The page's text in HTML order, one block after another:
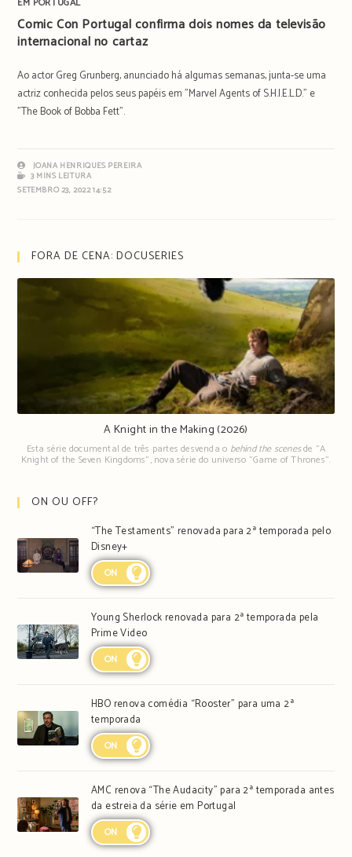
Comic Con Portugal confirma dois nomes da televisão
internacional no cartaz
Ao actor Greg Grunberg, anunciado há algumas semanas, junta-se uma
actriz conhecida pelos seus papéis em "Marvel Agents of S.H.I.E.L.D." e
"The Book of Bobba Fett".
JOANA HENRIQUES PEREIRA
3 MINS LEITURA
SETEMBRO 23, 2022 14:52
FORA DE CENA: DOCUSERIES
A Knight in the Making (2026)
Esta série documental de três partes desvenda o behind the scenesde "A
Knight of the Seven Kingdoms", nova série do universo "Game of Thrones".
ON OU OFF?
“The Testaments” renovada para 2ª temporada pelo
Disney+
ON
Young Sherlock renovada para 2ª temporada pela
Prime Video
ON
HBO renova comédia “Rooster” para uma 2ª
temporada
ON
AMC renova “The Audacity” para 2ª temporada antes
da estreia da série em Portugal
ON